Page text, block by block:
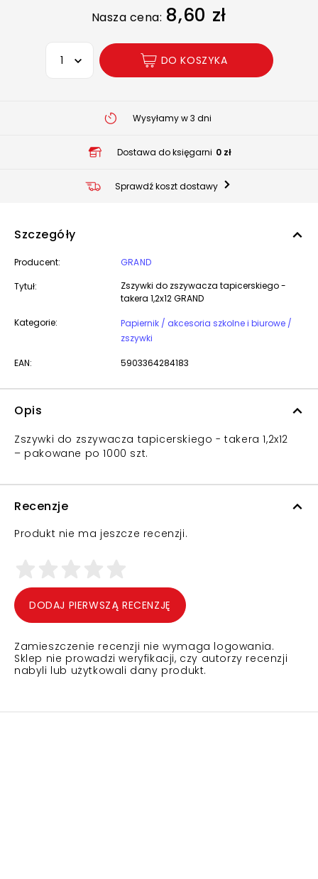
Nasza cena: 8,60 zł
Wybierz opcję
DO KOSZYKA
Wysyłamy w 3 dni
Dostawa do księgarni 0 zł
Sprawdź koszt dostawy
Szczegóły
Producent:
GRAND
Tytuł:
Zszywki do zszywacza tapicerskiego -
takera 1,2x12 GRAND
Kategorie:
Papiernik / akcesoria szkolne i biurowe /
zszywki
EAN: 5903364284183
Opis
Zszywki do zszywacza tapicerskiego - takera 1,2x12
– pakowane po 1000 szt.
Recenzje
Produkt nie ma jeszcze recenzji.
DODAJ PIERWSZĄ RECENZJĘ
Zamieszczenie recenzji nie wymaga logowania.
Sklep nie prowadzi weryfikacji, czy autorzy recenzji
nabyli lub użytkowali dany produkt.